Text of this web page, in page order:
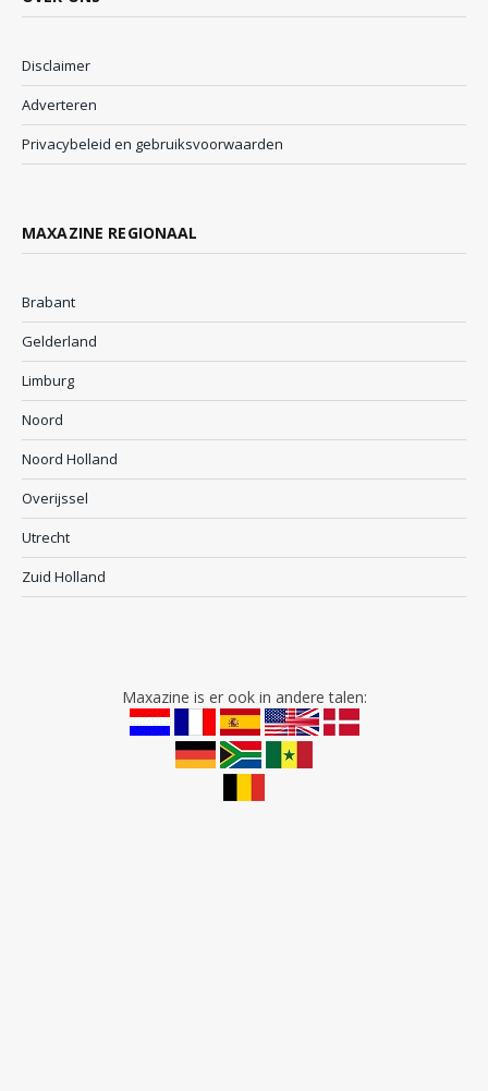
Disclaimer
Adverteren
Privacybeleid en gebruiksvoorwaarden
MAXAZINE REGIONAAL
Brabant
Gelderland
Limburg
Noord
Noord Holland
Overijssel
Utrecht
Zuid Holland
Maxazine is er ook in andere talen: